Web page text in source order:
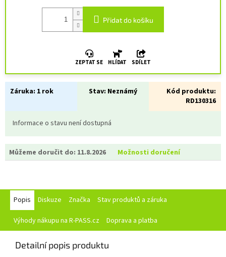
Přidat do košíku
ZEPTAT SE HLÍDAT SDÍLET
Záruka: 1 rok Stav: Neznámý
Kód produktu:
RD130316
Informace o stavu není dostupná
Můžeme doručit do: 11.8.2026 Možnosti doručení
Popis Diskuze Značka Stav produktů a záruka
Výhody nákupu na R-PASS.cz Doprava a platba
Detailní popis produktu